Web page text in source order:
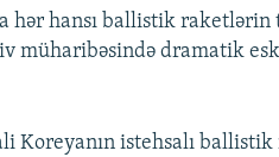
hər hansı ballistik raketlərin
müharibəsində dramatik
Koreyanın istehsalı